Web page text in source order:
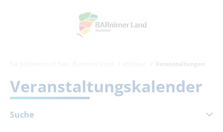
Veranstaltungen
Veranstaltungskalender
Suche